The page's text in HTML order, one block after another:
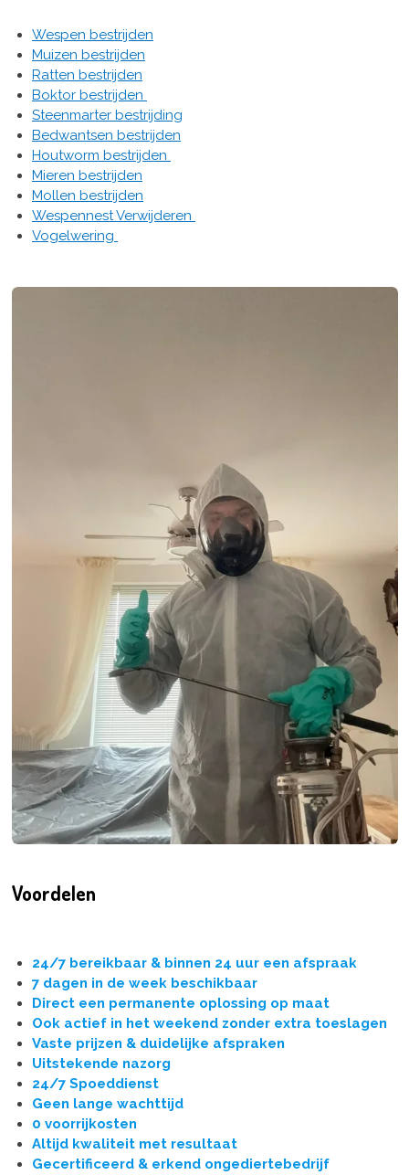
Wespen bestrijden
Muizen bestrijden
Ratten bestrijden
Boktor bestrijden
Steenmarter bestrijding
Bedwantsen bestrijden
Houtworm bestrijden
Mieren bestrijden
Mollen bestrijden
Wespennest Verwijderen
Vogelwering
Voordelen
24/7 bereikbaar & binnen 24 uur een afspraak
7 dagen in de week beschikbaar
Direct een permanente oplossing op maat
Ook actief in het weekend zonder extra toeslagen
Vaste prijzen & duidelijke afspraken
Uitstekende nazorg
24/7 Spoeddienst
Geen lange wachttijd
0 voorrijkosten
Altijd kwaliteit met resultaat
Gecertificeerd & erkend ongediertebedrijf